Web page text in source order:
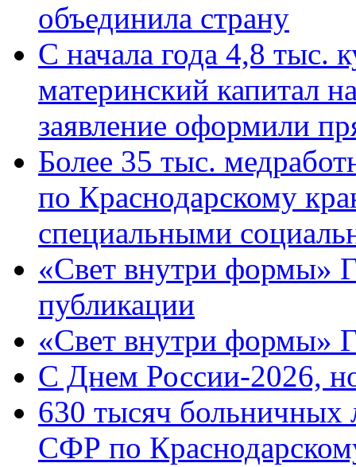
объединила страну
С начала года 4,8 тыс.
материнский капитал
заявление оформили
Более 35 тыс.
по Краснодарскому
специальными
«Свет внутри формы»
публикации
«Свет внутри формы»
C Днем России-2026,
630 тысяч больничных
СФР по